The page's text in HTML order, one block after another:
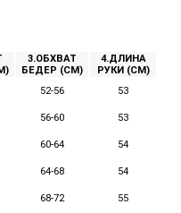
3.ОБХВАТ
БЕДЕР (СМ)
4.ДЛИНА
РУКИ (СМ)
52-56
53
56-60
53
60-64
54
64-68
54
68-72
55